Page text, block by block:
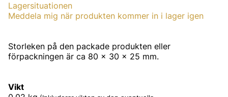
Lagersituationen
Meddela mig när produkten kommer in i lager igen
Storleken på den packade produkten eller
förpackningen är ca 80 x 30 x 25 mm.
Vikt